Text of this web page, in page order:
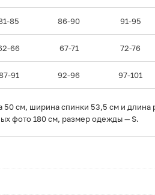
85 86-90 91-95
66 67-71 72-76
91 92-96 97-101
см, ширина спинки 53,5 см и длина
фото 180 см, размер одежды — S.